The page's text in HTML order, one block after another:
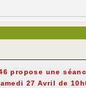
propose une
27 Avril de